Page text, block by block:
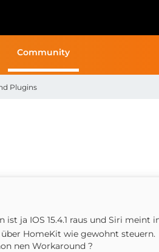
Community
Plugins
ist ja IOS 15.4.1 raus und Siri
HomeKit wie gewohnt steuern.
nen Workaround ?